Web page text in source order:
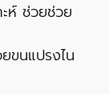
ะห์ ช่วยช่วย
ขนแปรงไน